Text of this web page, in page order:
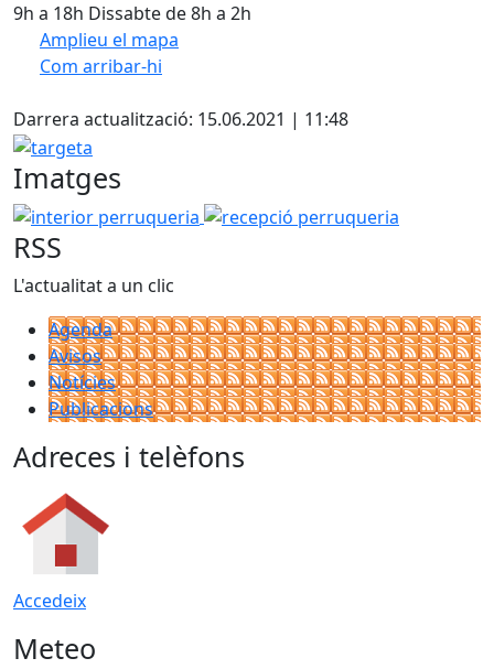
9h a 18h Dissabte de 8h a 2h
Amplieu el mapa
Com arribar-hi
+
−
Darrera actualització: 15.06.2021 | 11:48
targeta
Imatges
interior perruqueria recepció perruqueria
RSS
L'actualitat a un clic
Agenda
Avisos
Notícies
Publicacions
Adreces i telèfons
Accedeix
Meteo